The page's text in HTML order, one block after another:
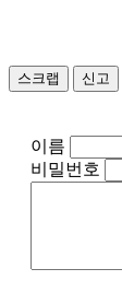
스크랩 신고
이름
비밀번호